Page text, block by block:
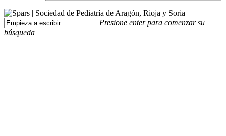
Presione enter para comenzar su
búsqueda